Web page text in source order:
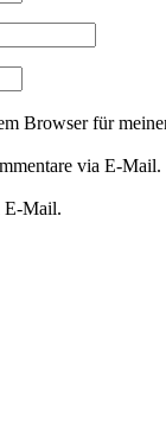
Browser für
via E-Mail.
E-Mail.